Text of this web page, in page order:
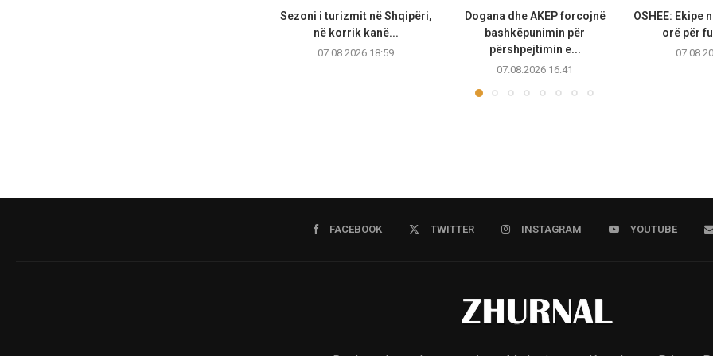
Sezoni i turizmit në Shqipëri,
në korrik kanë...
07.08.2026 18:59
Dogana dhe AKEP forcojnë
bashkëpunimin për
përshpejtimin e...
07.08.2026 16:41
OSHEE: Ekipe
orë për
FACEBOOK TWITTER INSTAGRAM YOUTUBE